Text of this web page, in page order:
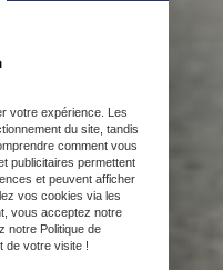
votre expérience. Les
du site, tandis
comment vous
publicitaires permettent
et peuvent afficher
vos cookies via les
vous acceptez notre
notre Politique de
de votre visite !